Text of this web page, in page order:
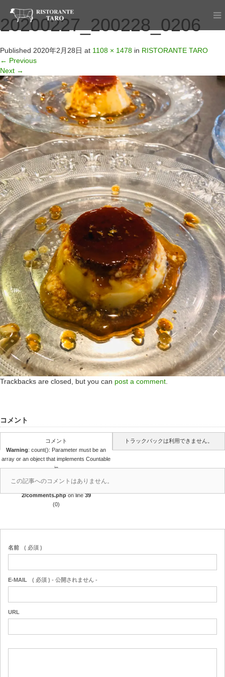
20200227_200228_0206
Published 2020年2月28日 at 1108 × 1478 in RISTORANTE TARO
← Previous
Next →
Trackbacks are closed, but you can post a comment.
コメント
コメント
Warning: count(): Parameter must be an
array or an object that implements Countable
in
/home/r4688280/public_html/takedataro.c
2/comments.phpon line39
(0)
トラックバックは利用できません。
この記事へのコメントはありません。
名前 ( 必須 )
E-MAIL ( 必須 ) - 公開されません -
URL